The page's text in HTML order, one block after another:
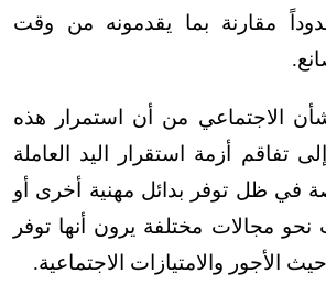
مقارنة بما يقدمونه من وقت
.
الاجتماعي من أن استمرار هذه
تفاقم أزمة استقرار اليد العاملة
في ظل توفر بدائل مهنية أخرى أو
مجالات مختلفة يرون أنها توفر
والامتيازات الاجتماعية.